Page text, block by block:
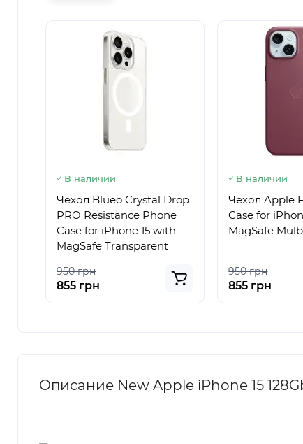
В наличии
Чехол Blueo Crystal Drop
PRO Resistance Phone
Case for iPhone 15 with
MagSafe Transparent
950 грн
855 грн
В наличии
Чехол Apple
Case for
MagSafe
950 грн
855 грн
Описание New Apple iPhone 15